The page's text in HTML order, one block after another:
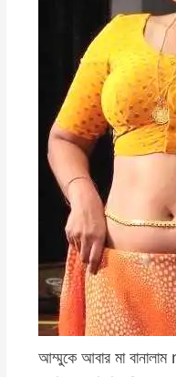
আম্মুকে আবার মা